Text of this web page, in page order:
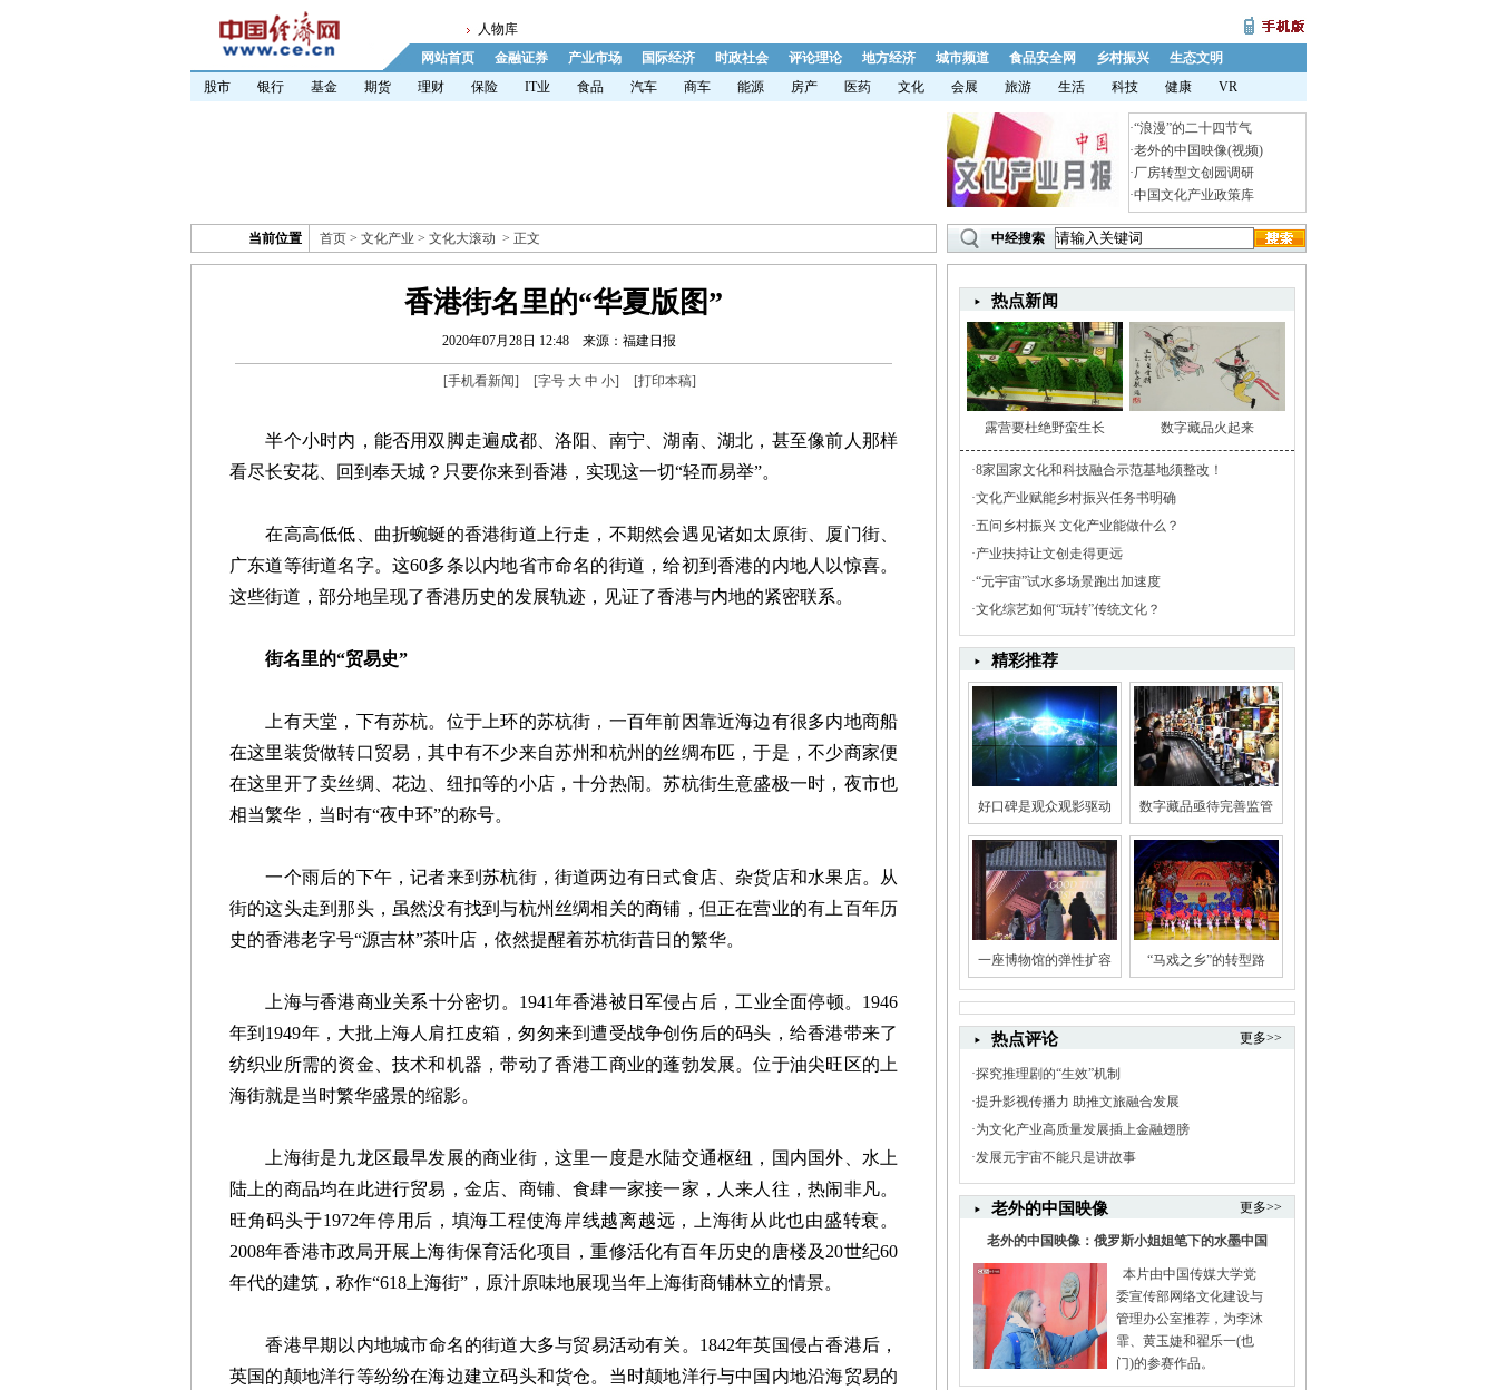
人物库
网站首页
金融证券 产业市场 国际经济 时政社会 评论理论 地方经济 城市频道 食品安全网 乡村振兴
生态文明
股市
银行 基金 期货 理财 保险 IT业 食品 汽车 商车 能源 房产 医药 文化 会展 旅游 生活 科技 健康 VR
·“浪漫”的二十四节气
·老外的中国映像(视频)
·厂房转型文创园调研
·中国文化产业政策库
当前位置 首页 > 文化产业 > 文化大滚动 > 正文 中经搜索
香港街名里的“华夏版图”
2020年07月28日 12:48 来源：福建日报
[手机看新闻] [字号 大 中 小] [打印本稿]
半个小时内，能否用双脚走遍成都、洛阳、南宁、湖南、湖北，甚至像前人那样
看尽长安花、回到奉天城？只要你来到香港，实现这一切“轻而易举”。
在高高低低、曲折蜿蜒的香港街道上行走，不期然会遇见诸如太原街、厦门街、
广东道等街道名字。这60多条以内地省市命名的街道，给初到香港的内地人以惊喜。
这些街道，部分地呈现了香港历史的发展轨迹，见证了香港与内地的紧密联系。
街名里的“贸易史”
上有天堂，下有苏杭。位于上环的苏杭街，一百年前因靠近海边有很多内地商船
在这里装货做转口贸易，其中有不少来自苏州和杭州的丝绸布匹，于是，不少商家便
在这里开了卖丝绸、花边、纽扣等的小店，十分热闹。苏杭街生意盛极一时，夜市也
相当繁华，当时有“夜中环”的称号。
一个雨后的下午，记者来到苏杭街，街道两边有日式食店、杂货店和水果店。从
街的这头走到那头，虽然没有找到与杭州丝绸相关的商铺，但正在营业的有上百年历
史的香港老字号“源吉林”茶叶店，依然提醒着苏杭街昔日的繁华。
上海与香港商业关系十分密切。1941年香港被日军侵占后，工业全面停顿。1946
年到1949年，大批上海人肩扛皮箱，匆匆来到遭受战争创伤后的码头，给香港带来了
纺织业所需的资金、技术和机器，带动了香港工商业的蓬勃发展。位于油尖旺区的上
海街就是当时繁华盛景的缩影。
上海街是九龙区最早发展的商业街，这里一度是水陆交通枢纽，国内国外、水上
陆上的商品均在此进行贸易，金店、商铺、食肆一家接一家，人来人往，热闹非凡。
旺角码头于1972年停用后，填海工程使海岸线越离越远，上海街从此也由盛转衰。
2008年香港市政局开展上海街保育活化项目，重修活化有百年历史的唐楼及20世纪60
年代的建筑，称作“618上海街”，原汁原味地展现当年上海街商铺林立的情景。
香港早期以内地城市命名的街道大多与贸易活动有关。1842年英国侵占香港后，
英国的颠地洋行等纷纷在海边建立码头和货仓。当时颠地洋行与中国内地沿海贸易的
热点新闻
露营要杜绝野蛮生长 数字藏品火起来
·8家国家文化和科技融合示范基地须整改！
·文化产业赋能乡村振兴任务书明确
·五问乡村振兴 文化产业能做什么？
·产业扶持让文创走得更远
·“元宇宙”试水多场景跑出加速度
·文化综艺如何“玩转”传统文化？
精彩推荐
好口碑是观众观影驱动 数字藏品亟待完善监管
一座博物馆的弹性扩容 “马戏之乡”的转型路
热点评论 更多>>
·探究推理剧的“生效”机制
·提升影视传播力 助推文旅融合发展
·为文化产业高质量发展插上金融翅膀
·发展元宇宙不能只是讲故事
老外的中国映像 更多>>
老外的中国映像：俄罗斯小姐姐笔下的水墨中国
本片由中国传媒大学党
委宣传部网络文化建设与
管理办公室推荐，为李沐
霏、黄玉婕和翟乐一(也
门)的参赛作品。